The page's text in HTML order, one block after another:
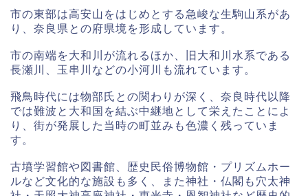
市の東部は高安山をはじめとする急峻な生駒山系があ
り、奈良県との府県境を形成しています。
市の南端を大和川が流れるほか、旧大和川水系である
長瀬川、玉串川などの小河川も流れています。
飛鳥時代には物部氏との関わりが深く、奈良時代以降
では難波と大和国を結ぶ中継地として栄えたことによ
り、街が発展した当時の町並みも色濃く残っていま
す。
古墳学習館や図書館、歴史民俗博物館・プリズムホー
ルなど文化的な施設も多く、また神社・仏閣も穴太神